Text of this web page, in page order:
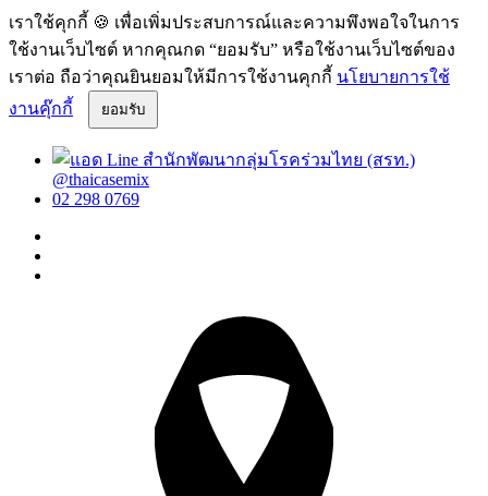
เราใช้คุกกี้ 🍪 เพื่อเพิ่มประสบการณ์และความพึงพอใจในการ
ใช้งานเว็บไซต์ หากคุณกด “ยอมรับ” หรือใช้งานเว็บไซต์ของ
เราต่อ ถือว่าคุณยินยอมให้มีการใช้งานคุกกี้ นโยบายการใช้
งานคุ๊กกี้
ยอมรับ
@thaicasemix
02 298 0769